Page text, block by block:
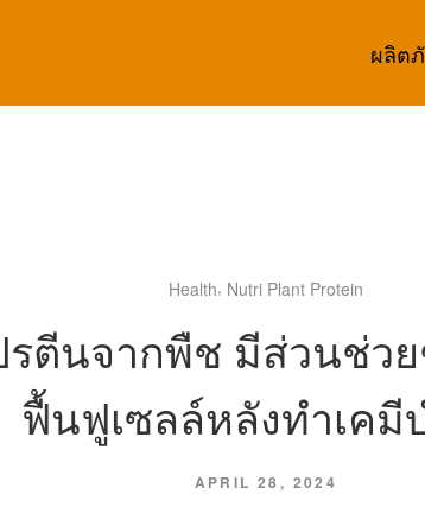
ผลิต
Health, Nutri Plant Protein
รตีนจากพืช มีส่วนช่ว
ฟื้นฟูเซลล์หลังทำเคมี
APRIL 28, 2024